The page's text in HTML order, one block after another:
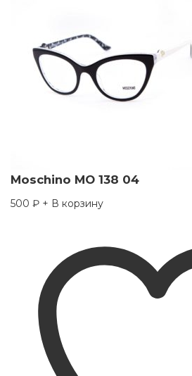
Moschino MO 138 04
500 ₽ + В корзину